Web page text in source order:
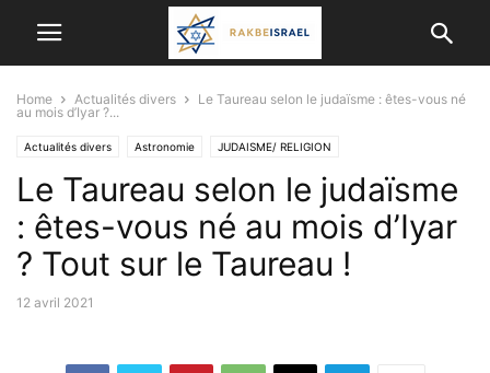
Home Actualités divers
Le Taureau selon le judaïsme : êtes-vous né
au mois d’Iyar ?...
Actualités divers Astronomie JUDAISME/ RELIGION
Le Taureau selon le judaïsme
: êtes-vous né au mois d’Iyar
? Tout sur le Taureau !
12 avril 2021